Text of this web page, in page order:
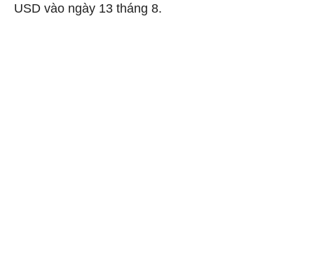
USD vào ngày 13 tháng 8.